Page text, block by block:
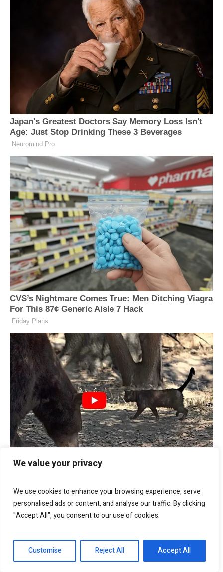
We value your privacy
We use cookies to enhance your browsing experience, serve
personalised ads or content, and analyse our traffic. By clicking
"Accept All", you consent to our use of cookies.
Customise Reject All Accept All